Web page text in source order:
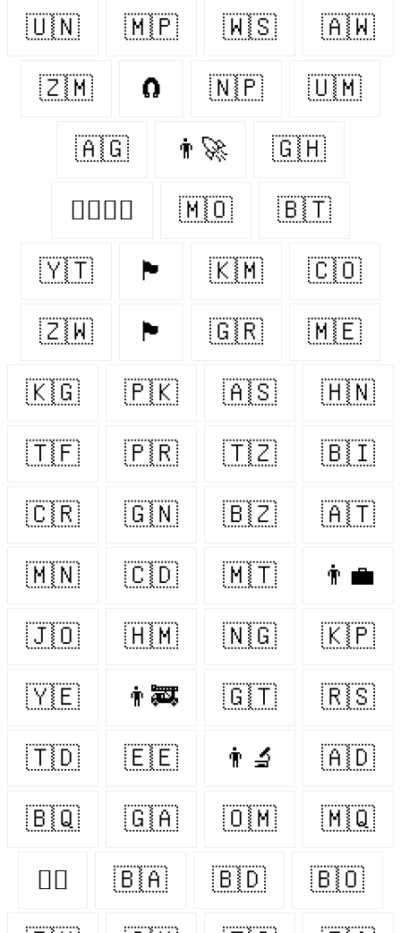
🇺🇳 🇲🇵 🇼🇸 🇦🇼
🇿🇲 🧲 🇳🇵 🇺🇲
🇦🇬 👨‍🚀 🇬🇭
👨‍❤️‍💋‍👨 🇲🇴 🇧🇹
🇾🇹 🏴󠁧󠁢󠁥󠁮󠁧󠁿 🇰🇲 🇨🇴
🇿🇼 🏴󠁧󠁢󠁳󠁣󠁴󠁿 🇬🇷 🇲🇪
🇰🇬 🇵🇰 🇦🇸 🇭🇳
🇹🇫 🇵🇷 🇹🇿 🇧🇮
🇨🇷 🇬🇳 🇧🇿 🇦🇹
🇲🇳 🇨🇩 🇲🇹 👨‍💼
🇯🇴 🇭🇲 🇳🇬 🇰🇵
🇾🇪 👨‍🚒 🇬🇹 🇷🇸
🇹🇩 🇪🇪 👨‍🔬 🇦🇩
🇧🇶 🇬🇦 🇴🇲 🇲🇶
👨‍⚕️ 🇧🇦 🇧🇩 🇧🇴